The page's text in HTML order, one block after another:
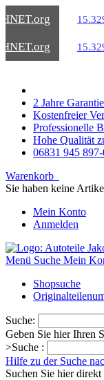
.org
.org
2 Jahre Garantie
Kostenfreier
Professionelle
Hohe Qualität
06831 945
Warenkorb
Sie haben keine
Mein Konto
Anmelden
Menü Suche Mein
Shopsuche
Suche:
Geben Sie hier Ihren
>Suche :
Hilfe zu der Suche
Suchen Sie hier